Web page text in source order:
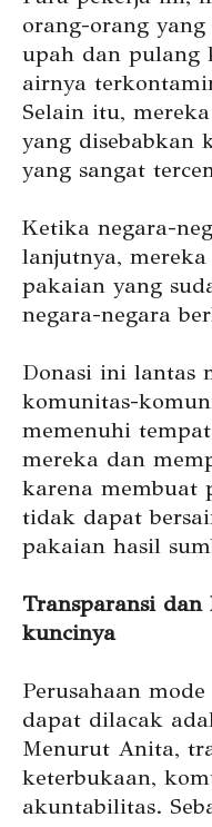
orang-orang
upah dan pulang
airnya
Selain itu,
yang disebabkan
yang sangat
Ketika negara-
lanjutnya,
pakaian yang
negara-negara
Donasi ini lantas
komunitas-
memenuhi
mereka dan
karena membuat
tidak dapat
pakaian hasil
Transparansi
kuncinya
Perusahaan
dapat dilacak
Menurut Anita,
keterbukaan,
akuntabilitas.